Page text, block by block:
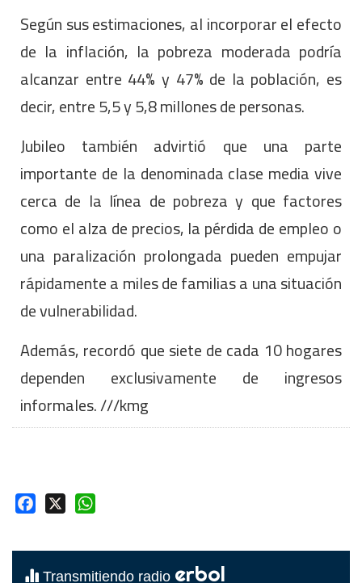
Según sus estimaciones, al incorporar el efecto
de la inflación, la pobreza moderada podría
alcanzar entre 44% y 47% de la población, es
decir, entre 5,5 y 5,8 millones de personas.
Jubileo también advirtió que una parte
importante de la denominada clase media vive
cerca de la línea de pobreza y que factores
como el alza de precios, la pérdida de empleo o
una paralización prolongada pueden empujar
rápidamente a miles de familias a una situación
de vulnerabilidad.
Además, recordó que siete de cada 10 hogares
dependen exclusivamente de ingresos
informales. ///kmg
Facebook
Transmitiendo radio erbol